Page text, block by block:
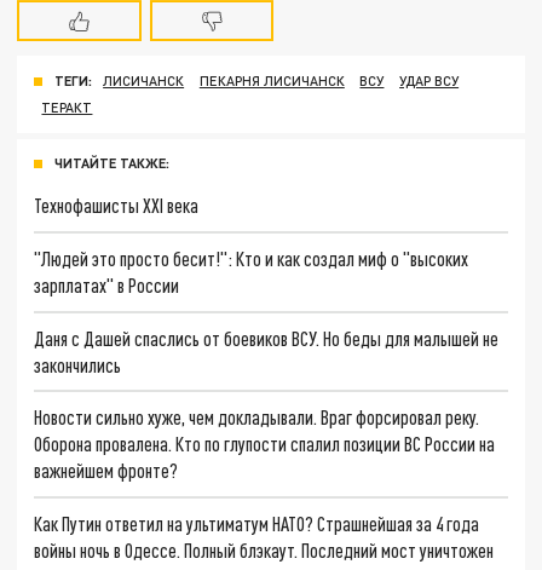
ТЕГИ: ЛИСИЧАНСК ПЕКАРНЯ ЛИСИЧАНСК ВСУ
УДАР ВСУ
ТЕРАКТ
ЧИТАЙТЕ ТАКЖЕ:
Технофашисты XXI века
"Людей это просто бесит!": Кто и как создал миф о "высоких
зарплатах" в России
Даня с Дашей спаслись от боевиков ВСУ. Но беды для малышей не
закончились
Новости сильно хуже, чем докладывали. Враг форсировал реку.
Оборона провалена. Кто по глупости спалил позиции ВС России на
важнейшем фронте?
Как Путин ответил на ультиматум НАТО? Страшнейшая за 4 года
войны ночь в Одессе. Полный блэкаут. Последний мост уничтожен